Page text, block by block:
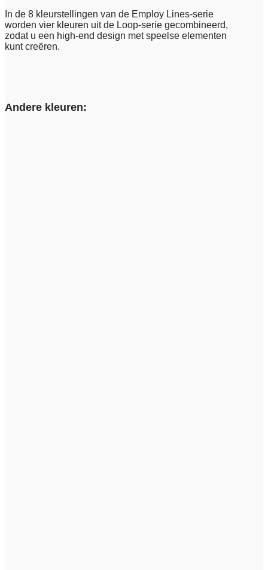
In de 8 kleurstellingen van de Employ Lines-serie
worden vier kleuren uit de Loop-serie gecombineerd,
zodat u een high-end design met speelse elementen
kunt creëren.
Andere kleuren: